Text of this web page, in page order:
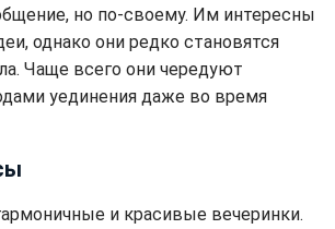
но по-своему. Им интересны
однако они редко становятся
Чаще всего они чередуют
уединения даже во время
и красивые вечеринки.